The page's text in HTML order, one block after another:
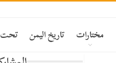
مختارات تاريخ اليمن تحت